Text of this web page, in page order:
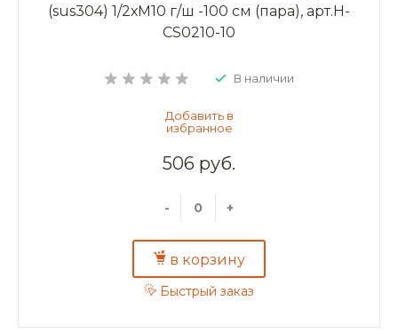
(sus304) 1/2хМ10 г/ш -100 см (пара), арт.H-
CS0210-10
В наличии
506 руб.
- +
в корзину
Быстрый заказ